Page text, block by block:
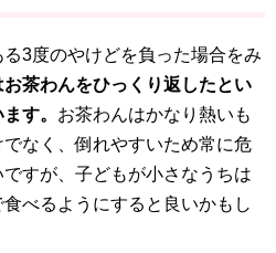
3度のやけどを負った場合をみ
茶わんをひっくり返したとい
す。 お茶わんはかなり熱いも
なく、倒れやすいため常に危
すが、子どもが小さなうちは
べるようにすると良いかもし